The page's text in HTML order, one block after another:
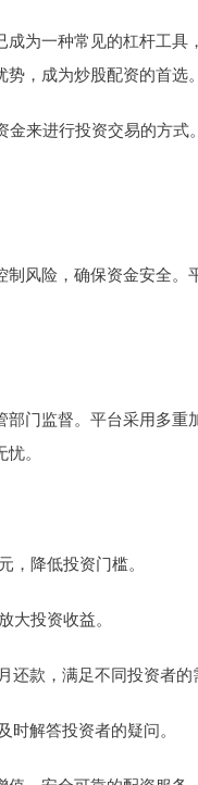
为一种常见的杠杆工
，成为炒股配资的首选。
金来进行投资交易的方
风险，确保资金安全
门监督。平台采用多
。
降低投资门槛。
投资收益。
款，满足不同投资者的
解答投资者的疑问。